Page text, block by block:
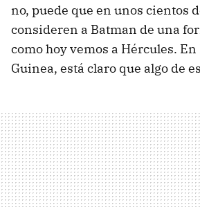
no, puede que en unos cientos
consideren a Batman de una
como hoy vemos a Hércules. En
Guinea, está claro que algo de